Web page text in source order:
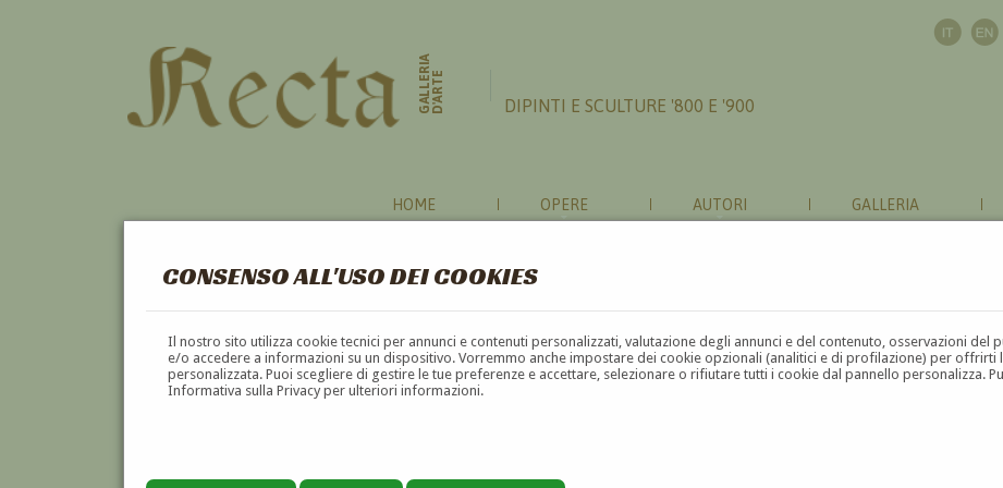
CONSENSO ALL'USO DEI COOKIES
Il nostro sito utilizza cookie tecnici per annunci e contenuti personalizzati, valutazione degli annunci e del contenuto, osservazioni
e/o accedere a informazioni su un dispositivo. Vorremmo anche impostare dei cookie opzionali (analitici e di profilazione) per offrirti
personalizzata. Puoi scegliere di gestire le tue preferenze e accettare, selezionare o rifiutare tutti i cookie dal pannello personalizza.
Informativa sulla Privacy per ulteriori informazioni.
GALLERIAD'ARTE DIPINTI E SCULTURE '800 E '900
HOME OPERE AUTORI GALLERIA
MULTIPLO
A B C D E F G H I J K L M N O P Q R S T U V